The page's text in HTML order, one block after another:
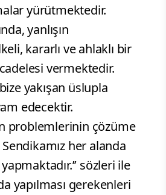
yürütmektedir.
yanlışın
kararlı ve ahlaklı bir
vermektedir.
yakışan üslupla
edecektir.
problemlerinin çözüme
her alanda
sözleri ile
yapılması gerekenleri